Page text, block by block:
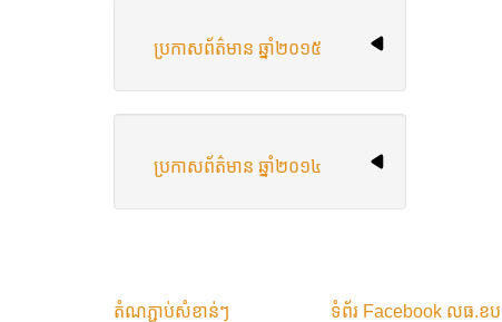
ប្រកាសព័ត៌មាន ឆ្នាំ​២០១៥
ប្រកាស​ព័ត៌មាន ឆ្នាំ​២០១៤
តំណភ្ជាប់សំខាន់ៗ ទំព័រ Facebook លធ.ខ